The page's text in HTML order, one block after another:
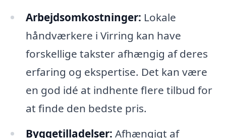
Arbejdsomkostninger: Lokale
håndværkere i Virring kan have
forskellige takster afhængig af deres
erfaring og ekspertise. Det kan være
en god idé at indhente flere tilbud for
at finde den bedste pris.
Byggetilladelser: Afhængigt af